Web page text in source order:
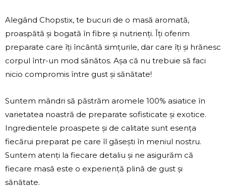
Alegând Chopstix, te bucuri de o masă aromată,
proaspătă și bogată în fibre și nutrienți. Îți oferim
preparate care îți încântă simțurile, dar care îți și hrănesc
corpul într-un mod sănătos. Așa că nu trebuie să faci
nicio compromis între gust și sănătate!
Suntem mândri să păstrăm aromele 100% asiatice în
varietatea noastră de preparate sofisticate și exotice.
Ingredientele proaspete și de calitate sunt esența
fiecărui preparat pe care îl găsești în meniul nostru.
Suntem atenți la fiecare detaliu și ne asigurăm că
fiecare masă este o experiență plină de gust și
sănătate.